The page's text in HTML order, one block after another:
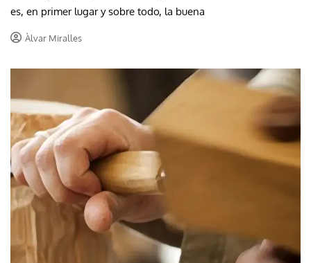
es, en primer lugar y sobre todo, la buena
Àlvar Miralles